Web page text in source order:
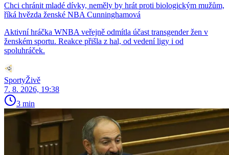
Chci chránit mladé dívky, neměly by hrát proti biologickým mužům,
říká hvězda ženské NBA Cunninghamová
Aktivní hráčka WNBA veřejně odmítla účast transgender žen v
ženském sportu. Reakce přišla z hal, od vedení ligy i od
spoluhráček.
SportyŽivě
7. 8. 2026, 19:38
3 min